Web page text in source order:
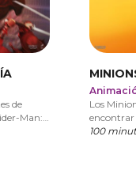
de
Man:
Los
encontrar
100